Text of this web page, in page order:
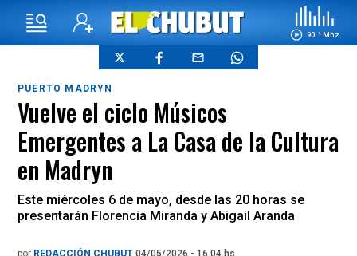
90.1 Mhz
PUERTO MADRYN
Vuelve el ciclo Músicos
Emergentes a La Casa de la Cultura
en Madryn
Este miércoles 6 de mayo, desde las 20 horas se
presentarán Florencia Miranda y Abigail Aranda
por REDACCIÓN CHUBUT 04/05/2026 - 16.04.hs